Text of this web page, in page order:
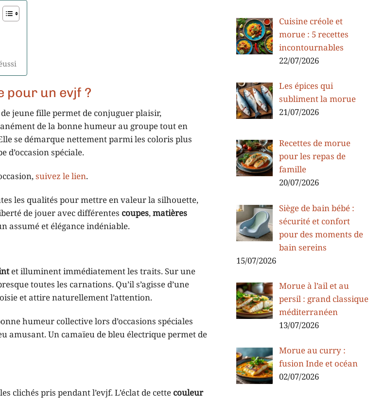
pour un evjf ?
jeune fille permet de conjuguer plaisir,
de la bonne humeur au groupe tout en
se démarque nettement parmi les coloris plus
d’occasion spéciale.
suivez le lien.
les qualités pour mettre en valeur la silhouette,
de jouer avec différentes coupes,matières
assumé et élégance indéniable.
et illuminent immédiatement les traits. Sur une
toutes les carnations. Qu’il s’agisse d’une
et attire naturellement l’attention.
humeur collective lors d’occasions spéciales
amusant. Un camaïeu de bleu électrique permet de
clichés pris pendant l’evjf. L’éclat de cette couleur
Cuisine créole et
morue : 5 recettes
incontournables
22/07/2026
Les épices qui
subliment la morue
21/07/2026
Recettes de morue
pour les repas de
famille
20/07/2026
Siège de bain bébé :
sécurité et confort
pour des moments de
bain sereins
15/07/2026
Morue à l’ail et au
persil : grand classique
méditerranéen
13/07/2026
Morue au curry :
fusion Inde et océan
02/07/2026